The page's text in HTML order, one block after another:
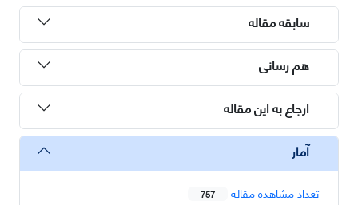
سابقه مقاله
هم رسانی
ارجاع به این مقاله
آمار
تعداد مشاهده مقاله 757